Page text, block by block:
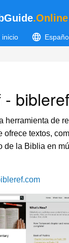
.Online
inicio
-
herramienta de
ofrece textos,
de la Biblia en